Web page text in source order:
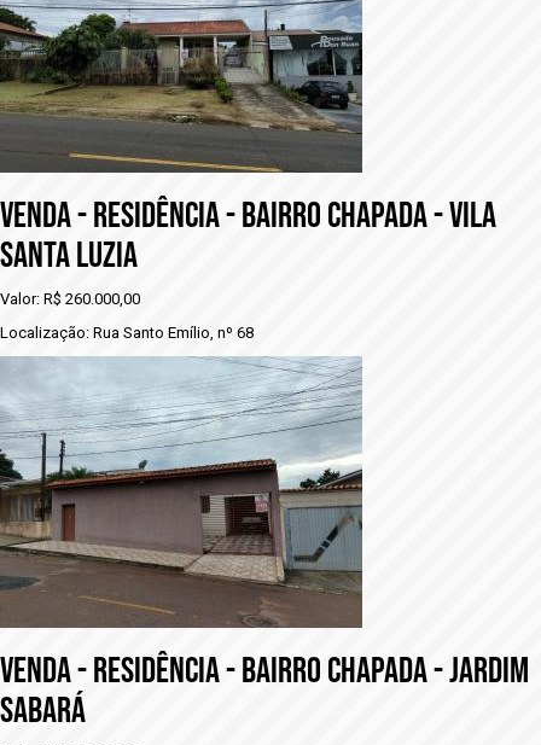
vENDA - RESIDÊNCIA - BAIRRO CHAPADA - VILA
SANTA LUZIA
Valor: R$ 260.000,00
Localização: Rua Santo Emílio, nº 68
VENDA - RESIDÊNCIA - BAIRRO CHAPADA - JARDIM
SABARÁ